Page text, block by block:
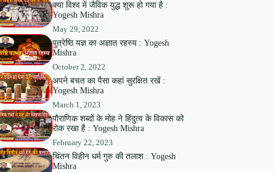
क्या विश्व में जैविक युद्ध शुरू हो गया है :
Yogesh Mishra
May 29, 2022
पुत्रेष्ठि यज्ञ का अज्ञात रहस्य : Yogesh
Mishra
October 2, 2022
अपने बचत का पैसा कहां सुरक्षित रखें :
Yogesh Mishra
March 1, 2023
पौराणिक शब्दों के मोह ने हिंदुत्व के विकास को
रोक रखा है : Yogesh Mishra
February 22, 2023
चिंतन विहीन धर्म गुरु की तलाश : Yogesh
Mishra